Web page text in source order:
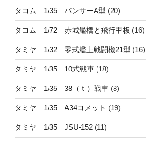
タコム 1/35 パンサーA型 (20)
タコム 1/72 赤城艦橋と飛行甲板 (16)
タミヤ 1/32 零式艦上戦闘機21型 (16)
タミヤ 1/35 10式戦車 (18)
タミヤ 1/35 38（ｔ）戦車 (8)
タミヤ 1/35 A34コメット (19)
タミヤ 1/35 JSU-152 (11)